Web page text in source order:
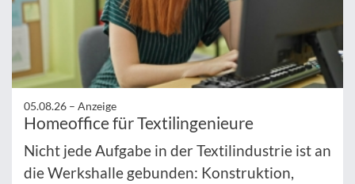
05.08.26 – Anzeige
Homeoffice für Textilingenieure
Nicht jede Aufgabe in der Textilindustrie ist an
die Werkshalle gebunden: Konstruktion,